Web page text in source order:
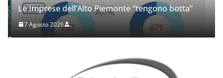
Le Imprese dell’Alto Piemonte “tengono botta”
7 Agosto 2026 .